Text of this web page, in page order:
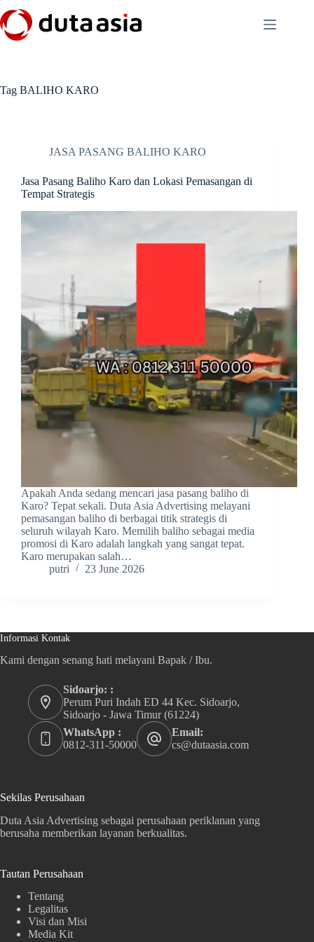
to
content
Tag BALIHO KARO
JASA PASANG BALIHO KARO
Jasa Pasang Baliho Karo dan Lokasi Pemasangan di
Tempat Strategis
Apakah Anda sedang mencari jasa pasang baliho di
Karo? Tepat sekali. Duta Asia Advertising melayani
pemasangan baliho di berbagai titik strategis di
seluruh wilayah Karo. Memilih baliho sebagai media
promosi di Karo adalah langkah yang sangat tepat.
Karo merupakan salah…
putri
23 June 2026
Informasi Kontak
Kami dengan senang hati melayani Bapak / Ibu.
Sidoarjo: :
Perum Puri Indah ED 44 Kec. Sidoarjo,
Sidoarjo - Jawa Timur (61224)
WhatsApp :
0812-311-50000
Email:
cs@dutaasia.com
Sekilas Perusahaan
Duta Asia Advertising sebagai perusahaan periklanan yang
berusaha memberikan layanan berkualitas.
Tautan Perusahaan
Tentang
Legalitas
Visi dan Misi
Media Kit